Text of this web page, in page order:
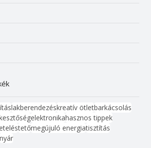
lakberendezéskreatív ötletbarkácsolás
elektronikahasznos tippek
tetőmegújuló energiatisztítás
nyár